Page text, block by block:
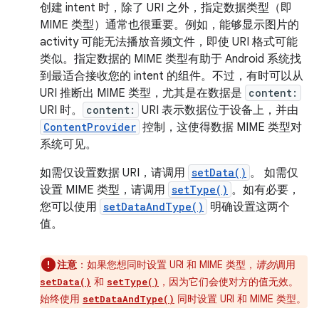
创建 intent 时，除了 URI 之外，指定数据类型（即
MIME 类型）通常也很重要。例如，能够显示图片的
activity 可能无法播放音频文件，即使 URI 格式可能
类似。指定数据的 MIME 类型有助于 Android 系统找
到最适合接收您的 intent 的组件。不过，有时可以从
URI 推断出 MIME 类型，尤其是在数据是 content:
URI 时。 content: URI 表示数据位于设备上，并由
ContentProvider 控制，这使得数据 MIME 类型对
系统可见。
如需仅设置数据 URI，请调用 setData() 。 如需仅
设置 MIME 类型，请调用 setType() 。如有必要，
您可以使用 setDataAndType()
明确设置这两个
值。
注意 ：如果您想同时设置 URI 和 MIME 类型， 请勿调用
setData() 和 setType() ，因为它们会使对方的值无效。
始终使用 setDataAndType() 同时设置 URI 和 MIME 类型。